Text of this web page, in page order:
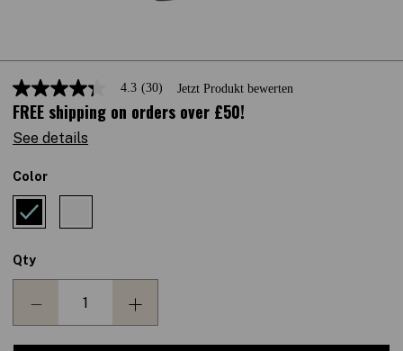
4.3
out
of
5
rating
value.
Read
30
Link
auf
derselben
4.3 (30) Jetzt Produkt bewerten
FREE shipping on orders over £50!
See details
Color
Qty
DECREASE
QUANTITY:
INCREASE
QUANTITY: